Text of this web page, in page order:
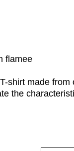
flamee
shirt made
the